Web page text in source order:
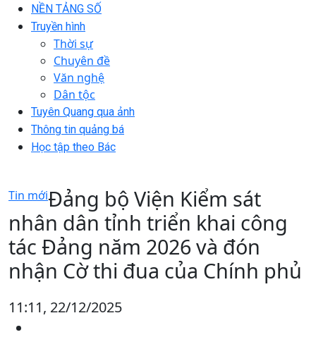
NỀN TẢNG SỐ
Truyền hình
Thời sự
Chuyên đề
Văn nghệ
Dân tộc
Tuyên Quang qua ảnh
Thông tin quảng bá
Học tập theo Bác
Tin mớiĐảng bộ Viện Kiểm sát
nhân dân tỉnh triển khai công
tác Đảng năm 2026 và đón
nhận Cờ thi đua của Chính phủ
11:11, 22/12/2025